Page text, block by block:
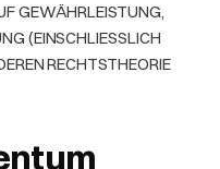
GEWÄHRLEISTUNG,
(EINSCHLIESSLICH
RECHTSTHEORIE